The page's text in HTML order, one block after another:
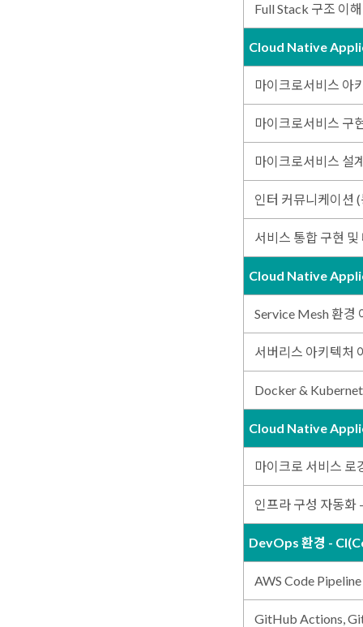
Full Stack 구조 이
Cloud Native
마이크로서비스 아
마이크로서비스 구
마이크로서비스 설
인터 커뮤니케이션
서비스 통합 구현 및
Cloud Native
Service Mesh 환경
서버리스 아키텍처
Docker &
Cloud Native
마이크로 서비스 로
인프라 구성 자동화
DevOps 환경 -
AWS Code
GitHub Actions,